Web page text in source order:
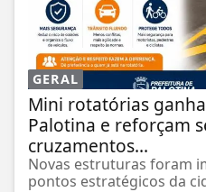
GERAL
Mini rotatórias
Palotina e reforçam
cruzamentos...
Novas estruturas foram
pontos estratégicos da